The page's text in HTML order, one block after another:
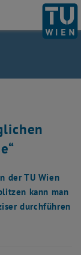
der TU Wien
kann man
durchführen